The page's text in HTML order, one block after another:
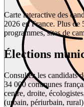
Carte interactive des
2026 en France. Plus de
programmes, sites de
Élections
Consultez les candidats
34 000 communes
centre, droite,
(urbain, périurbain,